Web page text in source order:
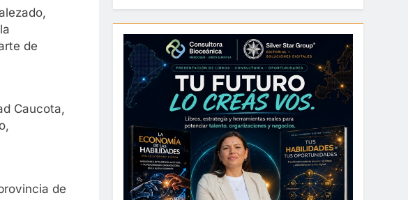
de
Caucota,
de